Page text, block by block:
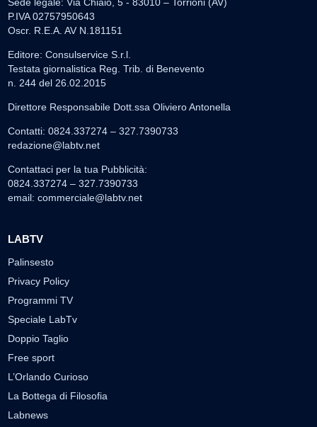
P.IVA 02757950643
Oscr. R.E.A. AV N.181151
Editore: Consulservice S.r.l.
Testata giornalistica Reg. Trib. di Benevento
n. 244 del 26.02.2015
Direttore Responsabile Dott.ssa Oliviero Antonella
Contatti: 0824.337274 – 327.7390733
redazione@labtv.net
Contattaci per la tua Pubblicità:
0824.337274 – 327.7390733
email: commerciale@labtv.net
LABTV
Palinsesto
Privacy Policy
Programmi TV
Speciale LabTv
Doppio Taglio
Free sport
L’Orlando Curioso
La Bottega di Filosofia
Labnews